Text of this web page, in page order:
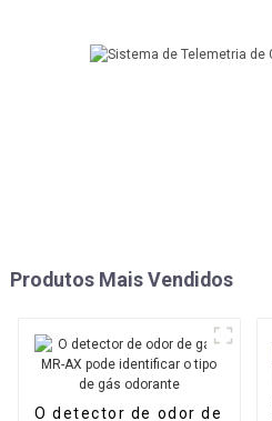
Produtos Mais Vendidos
O detector de odor de